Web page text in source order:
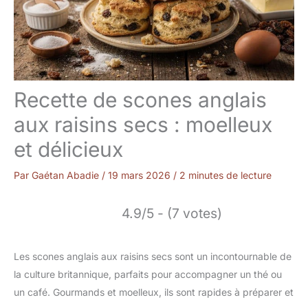
Recette de scones anglais
aux raisins secs : moelleux
et délicieux
Par Gaétan Abadie / 19 mars 2026 / 2 minutes de lecture
4.9/5 - (7 votes)
Les scones anglais aux raisins secs sont un incontournable de
la culture britannique, parfaits pour accompagner un thé ou
un café. Gourmands et moelleux, ils sont rapides à préparer et